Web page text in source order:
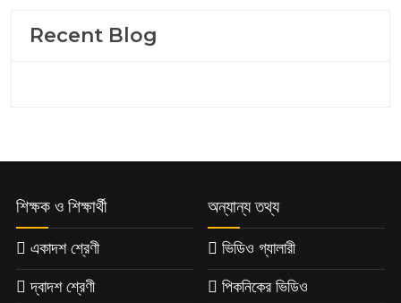
Recent Blog
শিক্ষক ও শিক্ষার্থী
একাদশ শ্রেণী
দ্বাদশ শ্রেণী
অন্যান্য তথ্য
ভিডিও গ্যালারী
পিকনিকের ভিডিও